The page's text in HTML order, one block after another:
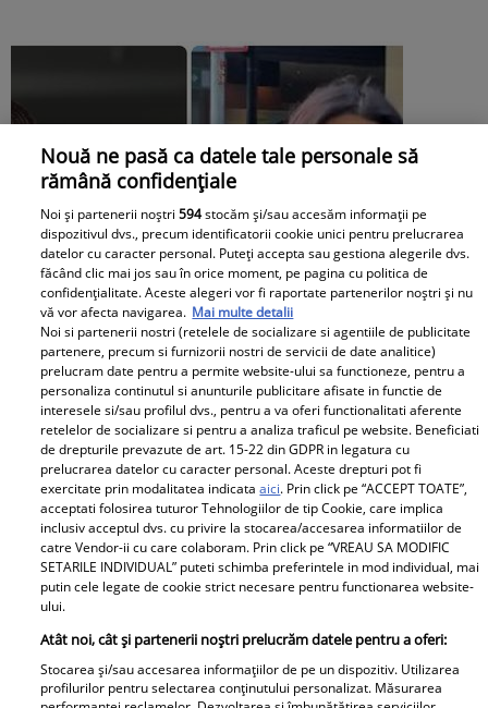
Andreea Popescu și fosta soacră, schimb
de replici. Ce i-a spus mama lui Rareș
Cojoc influenceriței: „Am găsit soluția”
Nouă ne pasă ca datele tale personale să
rămână confidențiale
Noi și partenerii noștri594stocăm și/sau accesăm informații pe
dispozitivul dvs., precum identificatorii cookie unici pentru prelucrarea
datelor cu caracter personal. Puteți accepta sau gestiona alegerile dvs.
făcând clic mai jos sau în orice moment, pe pagina cu politica de
confidențialitate. Aceste alegeri vor fi raportate partenerilor noștri și nu
vă vor afecta navigarea. Mai multe detalii
Noi si partenerii nostri (retelele de socializare si agentiile de publicitate
partenere, precum si furnizorii nostri de servicii de date analitice)
prelucram date pentru a permite website-ului sa functioneze, pentru a
personaliza continutul si anunturile publicitare afisate in functie de
interesele si/sau profilul dvs., pentru a va oferi functionalitati aferente
retelelor de socializare si pentru a analiza traficul pe website. Beneficiati
de drepturile prevazute de art. 15-22 din GDPR in legatura cu
prelucrarea datelor cu caracter personal. Aceste drepturi pot fi
exercitate prin modalitatea indicataaici. Prin click pe “ACCEPT TOATE”,
acceptati folosirea tuturor Tehnologiilor de tip Cookie, care implica
inclusiv acceptul dvs. cu privire la stocarea/accesarea informatiilor de
catre Vendor-ii cu care colaboram. Prin click pe “VREAU SA MODIFIC
SETARILE INDIVIDUAL” puteti schimba preferintele in mod individual, mai
putin cele legate de cookie strict necesare pentru functionarea website-
ului.
Atât noi, cât și partenerii noștri prelucrăm datele pentru a oferi:
Stocarea și/sau accesarea informațiilor de pe un dispozitiv. Utilizarea
profilurilor pentru selectarea conținutului personalizat. Măsurarea